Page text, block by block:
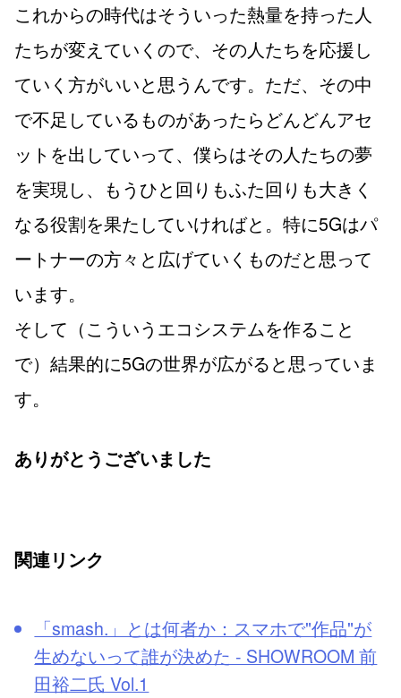
これからの時代はそういった熱量を持った人
たちが変えていくので、その人たちを応援し
ていく方がいいと思うんです。ただ、その中
で不足しているものがあったらどんどんアセ
ットを出していって、僕らはその人たちの夢
を実現し、もうひと回りもふた回りも大きく
なる役割を果たしていければと。特に5Gはパ
ートナーの方々と広げていくものだと思って
います。
そして（こういうエコシステムを作ること
で）結果的に5Gの世界が広がると思っていま
す。
ありがとうございました
関連リンク
「smash.」とは何者か：スマホで"作品"が
生めないって誰が決めた - SHOWROOM 前
田裕二氏 Vol.1